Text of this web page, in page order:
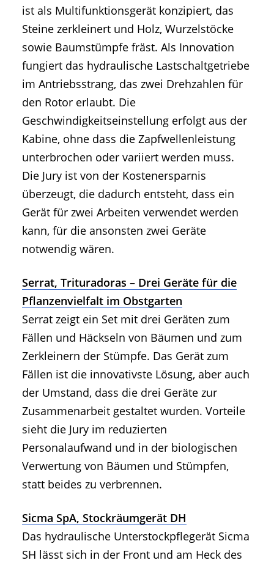
ist als Multifunktionsgerät konzipiert, das
Steine zerkleinert und Holz, Wurzelstöcke
sowie Baumstümpfe fräst. Als Innovation
fungiert das hydraulische Lastschaltgetriebe
im Antriebsstrang, das zwei Drehzahlen für
den Rotor erlaubt. Die
Geschwindigkeitseinstellung erfolgt aus der
Kabine, ohne dass die Zapfwellenleistung
unterbrochen oder variiert werden muss.
Die Jury ist von der Kostenersparnis
überzeugt, die dadurch entsteht, dass ein
Gerät für zwei Arbeiten verwendet werden
kann, für die ansonsten zwei Geräte
notwendig wären.
Serrat, Trituradoras – Drei Geräte für die
Pflanzenvielfalt im Obstgarten
Serrat zeigt ein Set mit drei Geräten zum
Fällen und Häckseln von Bäumen und zum
Zerkleinern der Stümpfe. Das Gerät zum
Fällen ist die innovativste Lösung, aber auch
der Umstand, dass die drei Geräte zur
Zusammenarbeit gestaltet wurden. Vorteile
sieht die Jury im reduzierten
Personalaufwand und in der biologischen
Verwertung von Bäumen und Stümpfen,
statt beides zu verbrennen.
Sicma SpA, Stockräumgerät DH
Das hydraulische Unterstockpflegerät Sicma
SH lässt sich in der Front und am Heck des